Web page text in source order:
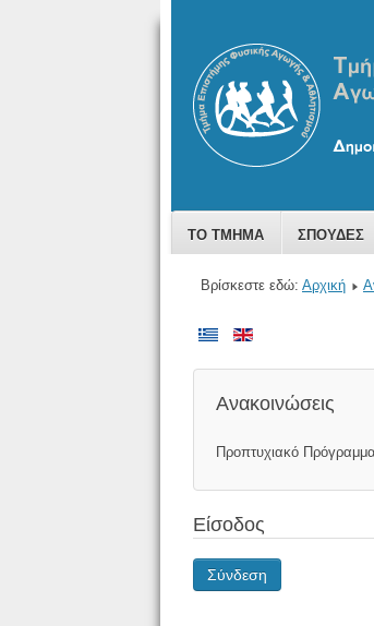
ΤΟ ΤΜΗΜΑ ΣΠΟΥΔΕΣ
Βρίσκεστε εδώ: Αρχική
Ανακοινώσεις
Προπτυχιακό
Είσοδος
Σύνδεση